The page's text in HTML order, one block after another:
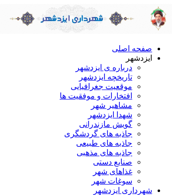
صفحه اصلی
ایزدشهر
درباره ی ایزدشهر
تاریخچه ایزدشهر
موقعیت جغرافیایی
افتخارات و موفقیت ها
مشاهیر شهر
شهدا ایزدشهر
گویش مازندرانی
جاذبه های گردشگری
جاذبه های طبیعی
جاذبه های مذهبی
صنایع دستی
غذاهای شهر
سوغات شهر
شهرداری ایزدشهر